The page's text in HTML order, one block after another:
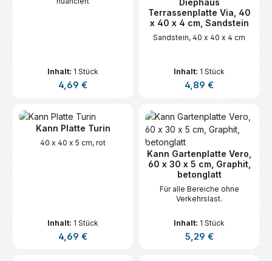
Inhalt: 1 Stück
Regulärer Preis:
4,69 €
Diephaus
Terrassenplatte Via, 40
x 40 x 4 cm, Sandstein
Sandstein, 40 x 40 x 4 cm
Inhalt: 1 Stück
Regulärer Preis:
4,89 €
Kann Platte Turin
40 x 40 x 5 cm, rot
Inhalt: 1 Stück
Regulärer Preis:
4,69 €
Kann Gartenplatte Vero,
60 x 30 x 5 cm, Graphit,
betonglatt
Für alle Bereiche ohne
Verkehrslast.
Inhalt: 1 Stück
Regulärer Preis:
5,29 €